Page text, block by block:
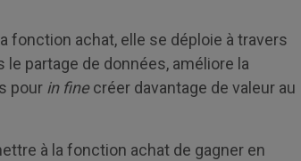
fonction achat, elle se déploie à travers
partage de données, améliore la
pour in finecréer davantage de valeur au
à la fonction achat de gagner en